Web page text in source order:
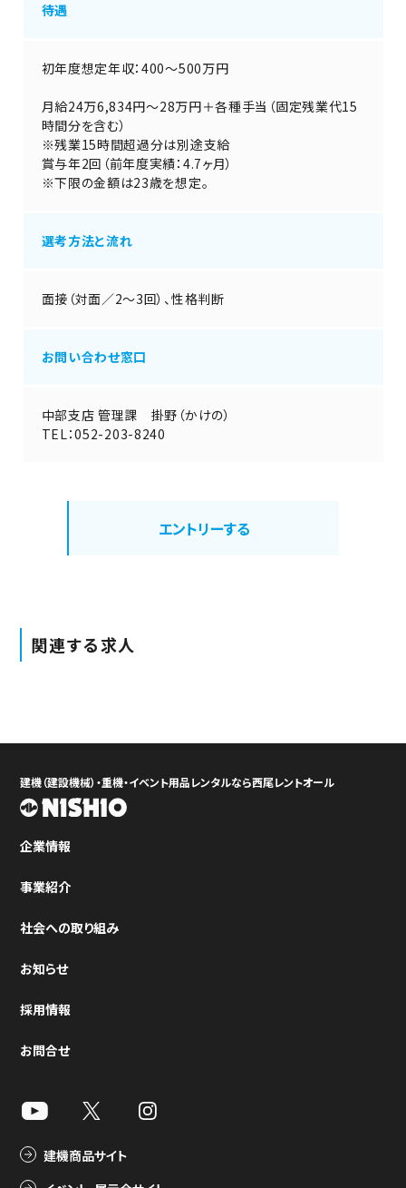
待遇
初年度想定年収：400～500万円
月給24万6,834円～28万円＋各種手当（固定残業代15
時間分を含む）
※残業15時間超過分は別途支給
賞与年2回（前年度実績：4.7ヶ月）
※下限の金額は23歳を想定。
選考方法と流れ
面接（対面／2～3回）、性格判断
お問い合わせ窓口
中部支店 管理課 掛野（かけの）
TEL：052-203-8240
エントリーする
関連する求人
建機（建設機械）・重機・イベント用品レンタルなら西尾レントオール
企業情報
事業紹介
社会への取り組み
お知らせ
採用情報
お問合せ
建機商品サイト